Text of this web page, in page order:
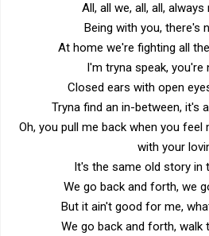
All, all we, all, all,
Being with you, there's
At home we're fighting all
I'm tryna speak, you're
Closed ears with open
Tryna find an in-between, it's
Oh, you pull me back when you feel
with your
It's the same old story in
We go back and forth, we
But it ain't good for me,
We go back and forth, walk